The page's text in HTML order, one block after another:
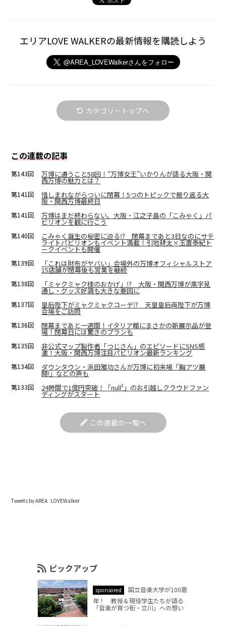
エリアLOVE WALKERの最新情報を購読しよう
カテゴリートップへ
この連載の記事
第143回 万博に通うこと58回！“万博女王”いかりんが語る大阪・関
西万博の魅力とは？
第141回 惜しまれながらついに閉幕！5つのトピックで振り返る大
阪・関西万博最終日
第141回 万博はまだ終わらない。大阪・江之子島の「こみゃく」パ
ビリオンを観に行こう
第140回 こみゃく誕生の秘密に迫る⁉ 閉幕まであと3日なのにサテ
ライトパビリオンもイベント満載！引地耕太×玉置泰紀ト
ークイベントも開催
第139回 「これは財布がヤバい」会場外の万博オフィシャルストア
15店舗が閉幕後も営業を継続
第138回 「ミャクミャク様のおかげ」⁉ 大阪・関西万博が黒字見
通し・グッズ好調も大きな要因に
第137回 皇后陛下がミャクミャクコーデ⁉ 天皇皇后両陛下が万博
会場をご訪問
第136回 閉幕まであと一週間！イタリア館にまさかの新展示品が登
場！閉幕日には驚きのプランも
第135回 非公式マップ製作者「つじさん」のエピソードにSNS感
激！大阪・関西万博注目パビリオン最新ランキング
第134回 ダウンタウン・浜田雅功さんが万博に初来場「胸アツ展
開!」などの声も
第133回 24時間で1億円突破！「null²」のお引越しクラウドファン
ディングがスタート
この連載の一覧へ
Tweets by AREA_LOVEWalker
ピックアップ
sponsored
国立音楽大学が100周
年！ 教授＆現役学生たちが語る
「音楽が育つ街・立川」への想い